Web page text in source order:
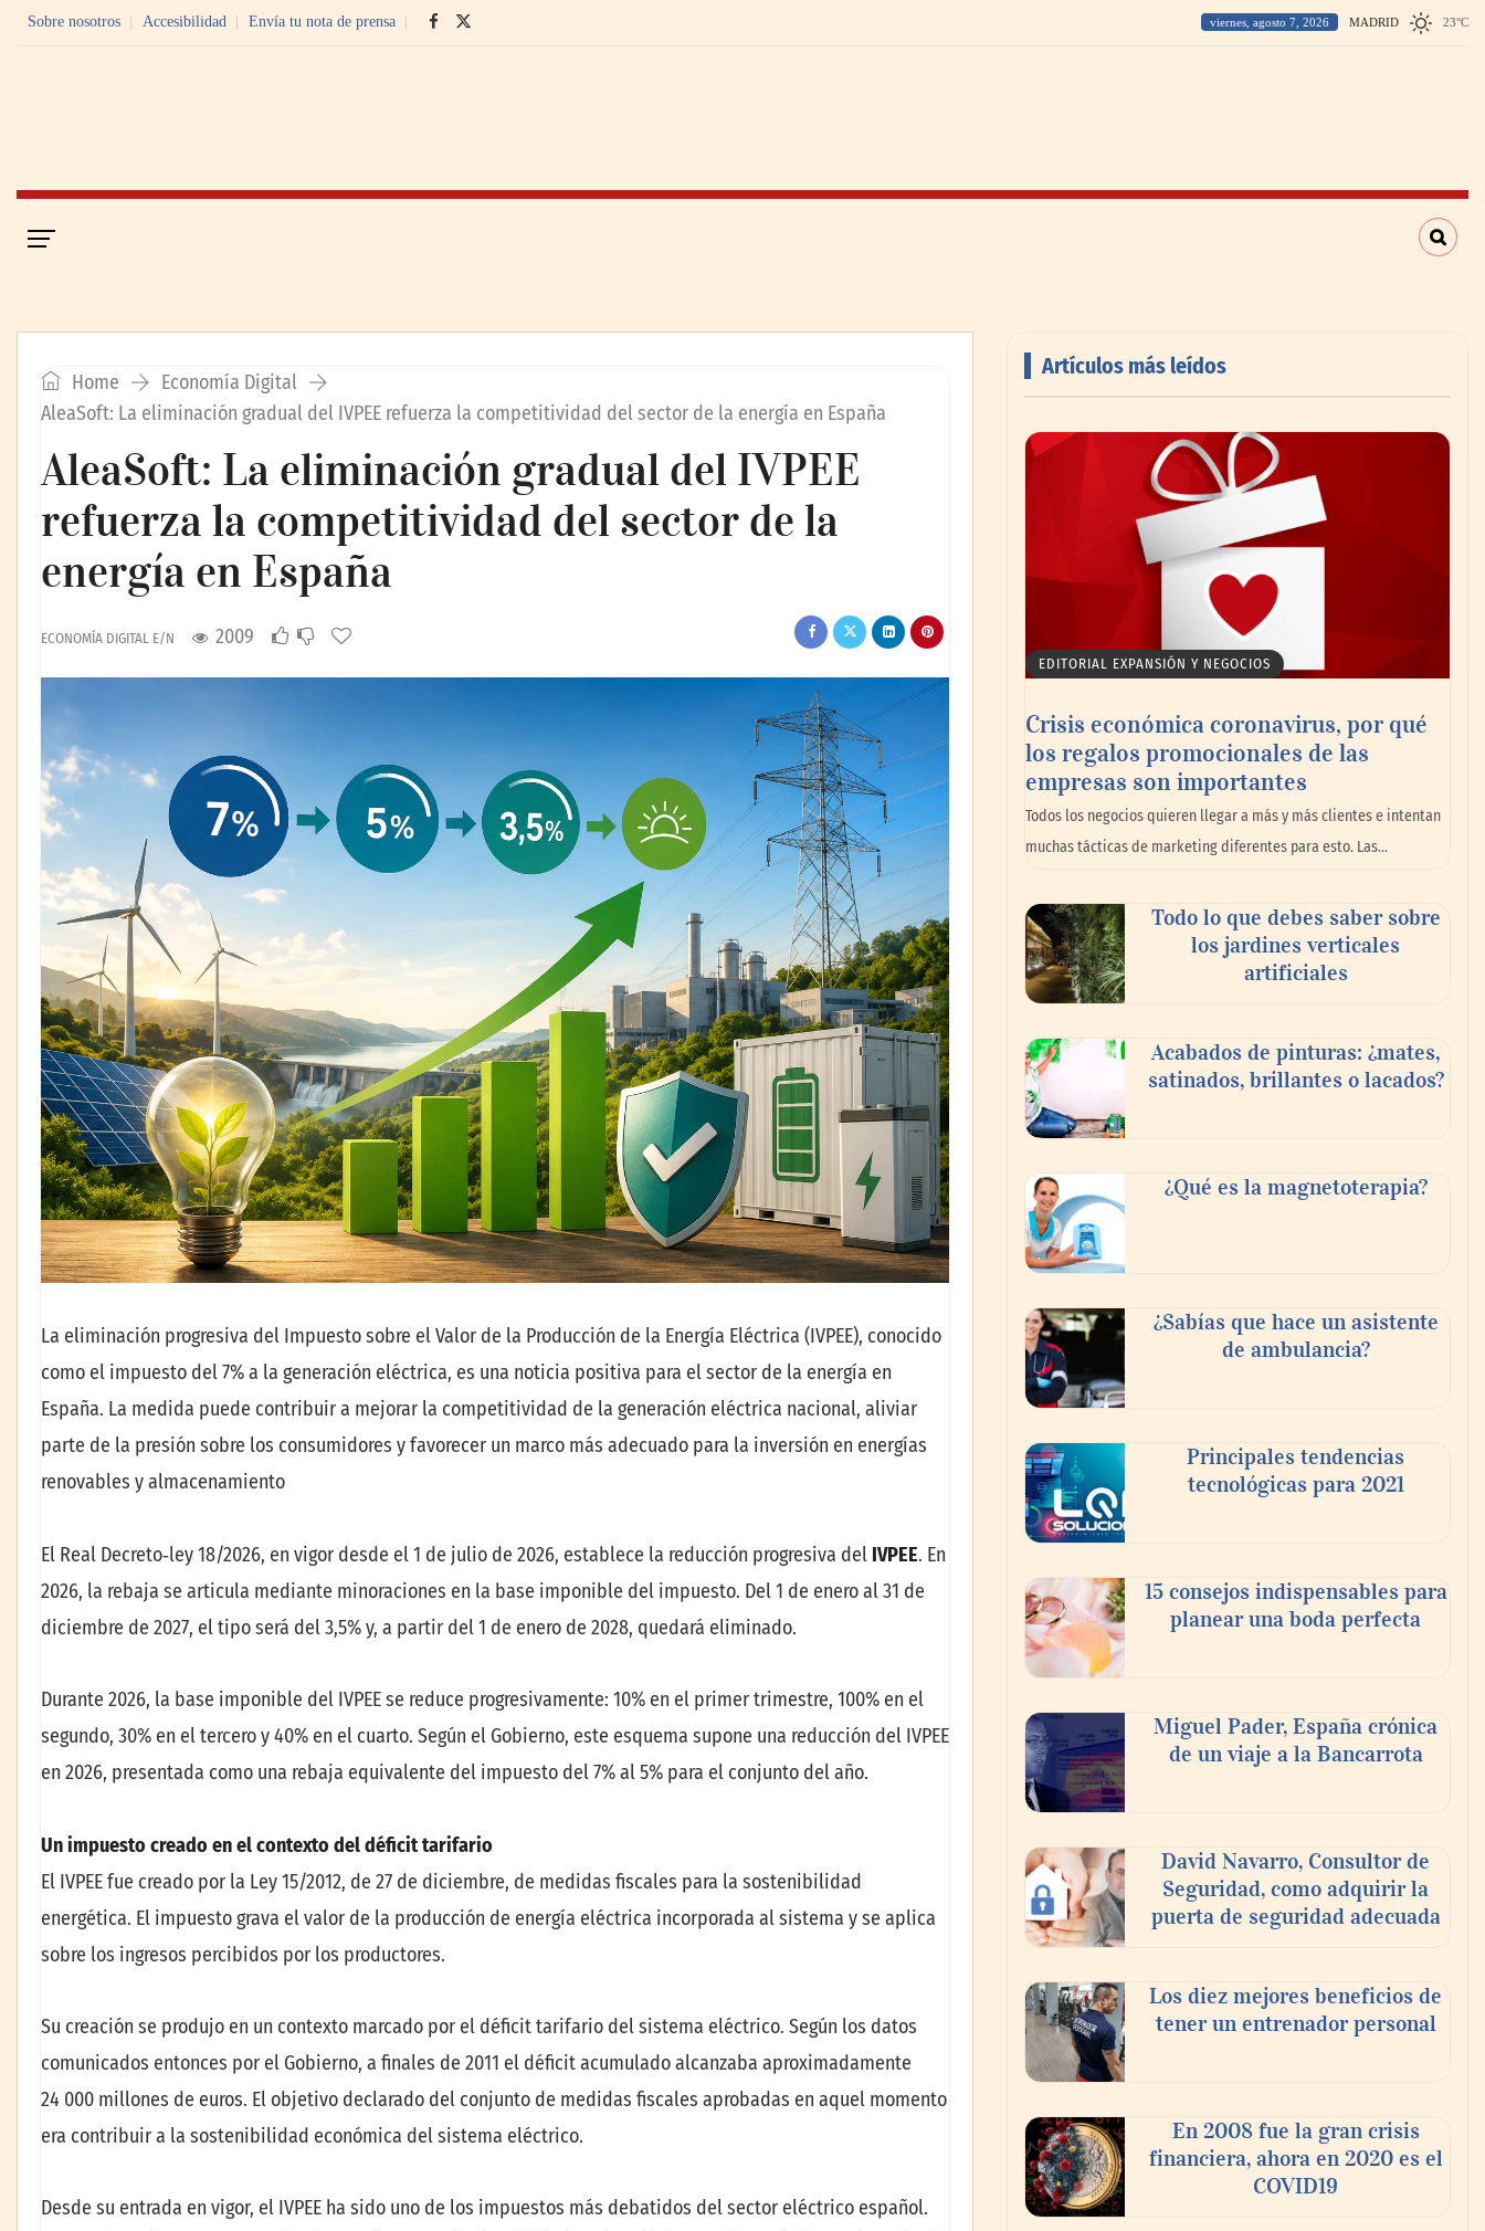
Sobre nosotros Accesibilidad Envía tu nota de prensa viernes, agosto 7, 2026 MADRID 23°C
Home
Economía Digital
AleaSoft: La eliminación gradual del IVPEE refuerza la competitividad del sector de la energía en España
AleaSoft: La eliminación gradual del IVPEE
refuerza la competitividad del sector de la
energía en España
ECONOMÍA DIGITAL E/N 2009
La eliminación progresiva del Impuesto sobre el Valor de la Producción de la Energía Eléctrica (IVPEE), conocido
como el impuesto del 7% a la generación eléctrica, es una noticia positiva para el sector de la energía en
España. La medida puede contribuir a mejorar la competitividad de la generación eléctrica nacional, aliviar
parte de la presión sobre los consumidores y favorecer un marco más adecuado para la inversión en energías
renovables y almacenamiento
El Real Decreto‑ley 18/2026, en vigor desde el 1 de julio de 2026, establece la reducción progresiva del IVPEE. En
2026, la rebaja se articula mediante minoraciones en la base imponible del impuesto. Del 1 de enero al 31 de
diciembre de 2027, el tipo será del 3,5% y, a partir del 1 de enero de 2028, quedará eliminado.
Durante 2026, la base imponible del IVPEE se reduce progresivamente: 10% en el primer trimestre, 100% en el
segundo, 30% en el tercero y 40% en el cuarto. Según el Gobierno, este esquema supone una reducción del IVPEE
en 2026, presentada como una rebaja equivalente del impuesto del 7% al 5% para el conjunto del año.
Un impuesto creado en el contexto del déficit tarifario
El IVPEE fue creado por la Ley 15/2012, de 27 de diciembre, de medidas fiscales para la sostenibilidad
energética. El impuesto grava el valor de la producción de energía eléctrica incorporada al sistema y se aplica
sobre los ingresos percibidos por los productores.
Su creación se produjo en un contexto marcado por el déficit tarifario del sistema eléctrico. Según los datos
comunicados entonces por el Gobierno, a finales de 2011 el déficit acumulado alcanzaba aproximadamente
24 000 millones de euros. El objetivo declarado del conjunto de medidas fiscales aprobadas en aquel momento
era contribuir a la sostenibilidad económica del sistema eléctrico.
Desde su entrada en vigor, el IVPEE ha sido uno de los impuestos más debatidos del sector eléctrico español.
Artículos más leídos
EDITORIAL EXPANSIÓN Y NEGOCIOS
Crisis económica coronavirus, por qué
los regalos promocionales de las
empresas son importantes
Todos los negocios quieren llegar a más y más clientes e intentan
muchas tácticas de marketing diferentes para esto. Las…
Todo lo que debes saber sobre
los jardines verticales
artificiales
Acabados de pinturas: ¿mates,
satinados, brillantes o lacados?
¿Qué es la magnetoterapia?
¿Sabías que hace un asistente
de ambulancia?
Principales tendencias
tecnológicas para 2021
15 consejos indispensables para
planear una boda perfecta
Miguel Pader, España crónica
de un viaje a la Bancarrota
David Navarro, Consultor de
Seguridad, como adquirir la
puerta de seguridad adecuada
Los diez mejores beneficios de
tener un entrenador personal
En 2008 fue la gran crisis
financiera, ahora en 2020 es el
COVID19